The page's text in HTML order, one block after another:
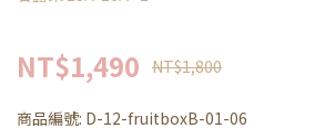
NT$1,490 NT$1,800
商品編號: D-12-fruitboxB-01-06